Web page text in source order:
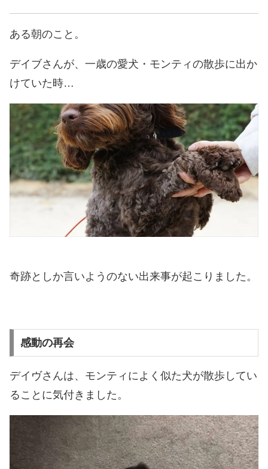
ある朝のこと。
デイブさんが、一歳の愛犬・モンティの散歩に出か
けていた時…
奇跡としか言いようのない出来事が起こりました。
感動の再会
デイヴさんは、モンティによく似た犬が散歩してい
ることに気付きました。